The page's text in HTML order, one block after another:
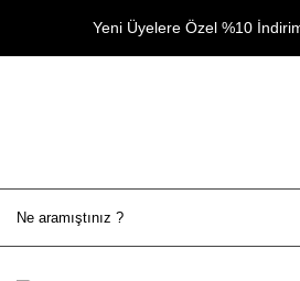
Yeni Üyelere Özel %10